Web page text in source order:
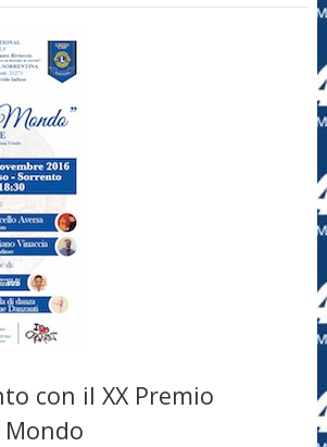
con il XX Premio